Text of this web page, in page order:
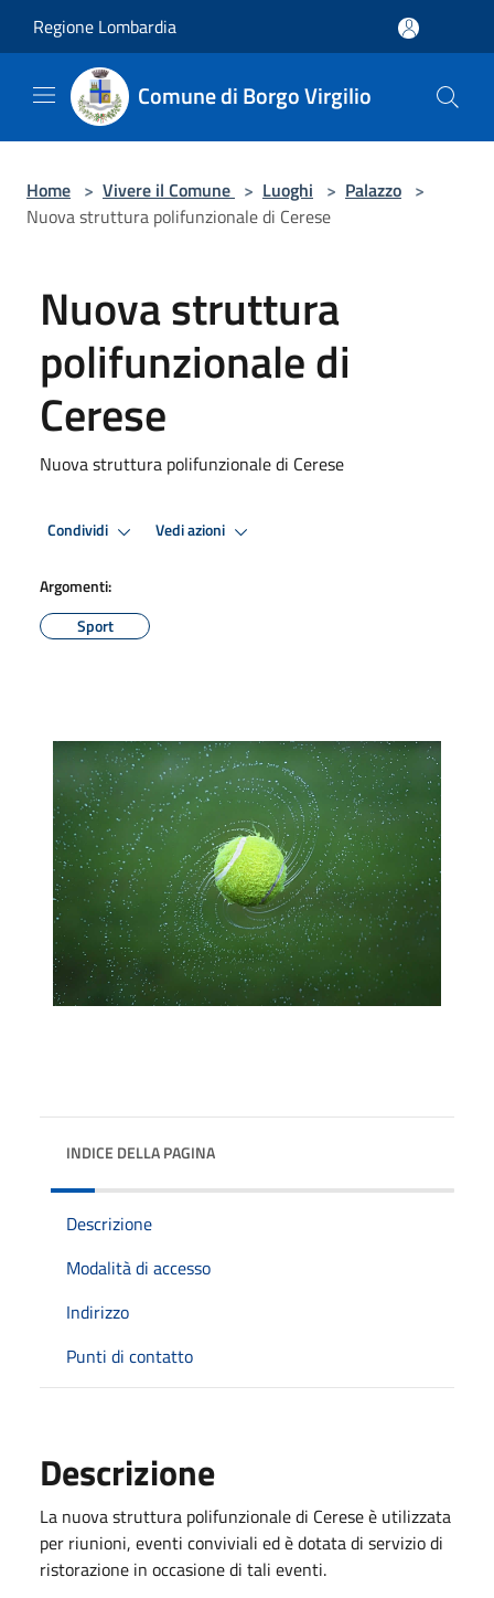
Regione Lombardia
Comune di Borgo Virgilio
Home > Vivere il Comune > Luoghi > Palazzo >
Nuova struttura polifunzionale di Cerese
Nuova struttura
polifunzionale di
Cerese
Nuova struttura polifunzionale di Cerese
Condividi Vedi azioni
Argomenti:
Sport
INDICE DELLA PAGINA
Descrizione
Modalità di accesso
Indirizzo
Punti di contatto
Descrizione
La nuova struttura polifunzionale di Cerese è utilizzata
per riunioni, eventi conviviali ed è dotata di servizio di
ristorazione in occasione di tali eventi.